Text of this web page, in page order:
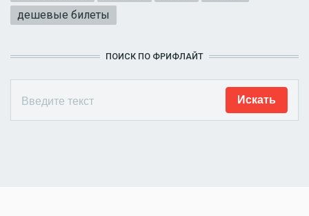
дешевые билеты
ПОИСК ПО ФРИФЛАЙТ